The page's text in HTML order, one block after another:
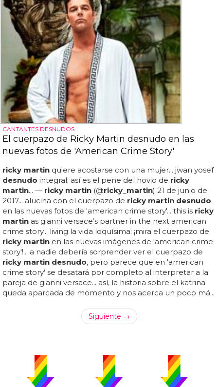
CANTANTES DESNUDOS
El cuerpazo de Ricky Martin desnudo en las
nuevas fotos de 'American Crime Story'
ricky martin quiere acostarse con una mujer... jwan yosef
desnudo integral: así es el pene del novio de ricky
martin... — ricky martin (@ricky martin) 21 de junio de
2017... alucina con el cuerpazo de ricky martin desnudo
en las nuevas fotos de 'american crime story'... this is ricky
martin as gianni versace’s partner in the next american
crime story... living la vida loquísima: ¡mira el cuerpazo de
ricky martin en las nuevas imágenes de 'american crime
story'!... a nadie debería sorprender ver el cuerpazo de
ricky martin desnudo, pero parece que en 'american
crime story' se desatará por completo al interpretar a la
pareja de gianni versace... así, la historia sobre el katrina
queda aparcada de momento y nos acerca un poco má...
Siguiente →